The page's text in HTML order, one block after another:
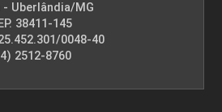
- Uberlândia/MG
38411-145
0048-40
2512-8760